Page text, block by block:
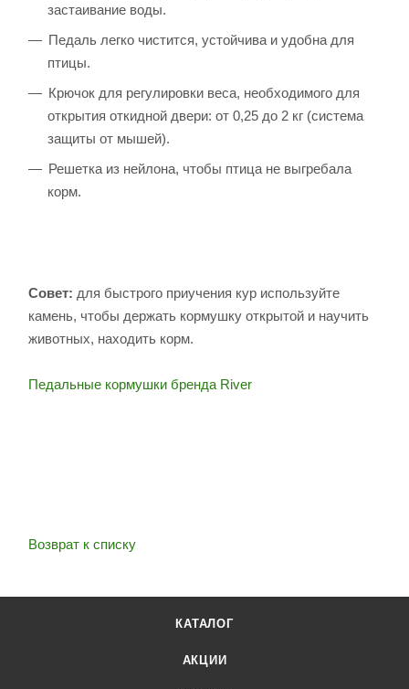
застаивание воды.
Педаль легко чистится, устойчива и удобна для
птицы.
Крючок для регулировки веса, необходимого для
открытия откидной двери: от 0,25 до 2 кг (система
защиты от мышей).
Решетка из нейлона, чтобы птица не выгребала
корм.
Совет: для быстрого приучения кур используйте
камень, чтобы держать кормушку открытой и научить
животных, находить корм.
Педальные кормушки бренда River
Возврат к списку
КАТАЛОГ
АКЦИИ